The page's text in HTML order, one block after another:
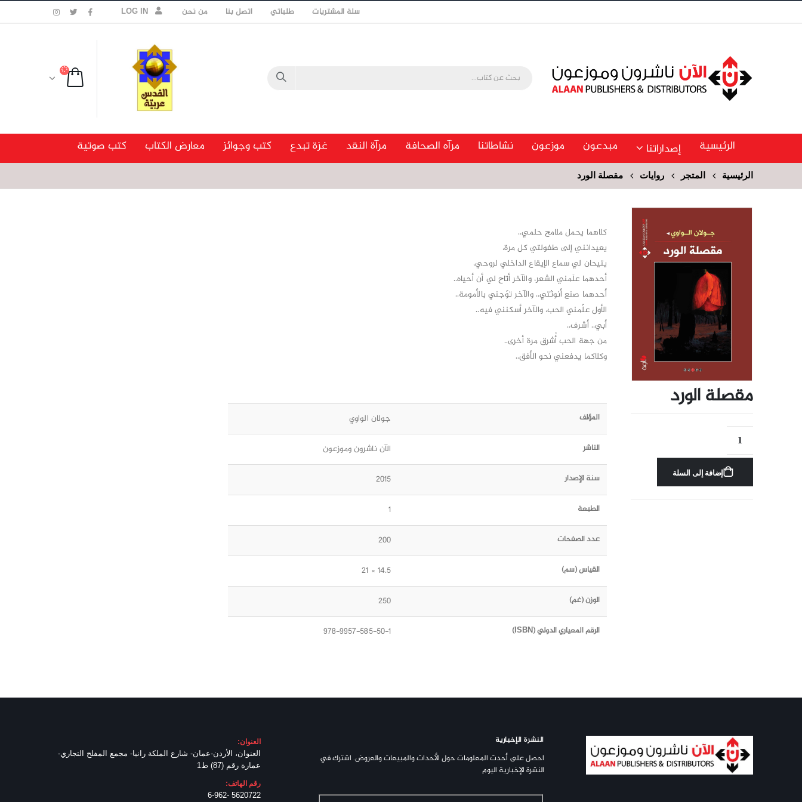
سلة المشتريات طلباتي اتصل بنا من نحن LOG IN
الرئيسية إصداراتنا مبدعون موزعون نشاطاتنا مرآه الصحافة مرآة النقد غزة تبدع كتب وجوائز معارض الكتاب كتب صوتية
الرئيسية المتجر روايات مقصلة الورد
مقصلة الورد
إضافة إلى السلة
كلاهما يحمل ملامح حلمي..
يعيدانني إلى طفولتي كل مرة،
يتيحان لي سماع الإيقاع الداخلي لروحي،
أحدهما علَمني الشعر، والآخر أتاح لي أن أحياه..
أحدهما صنع أنوثتي.. والآخر توّجني بالأمومة..
الأول علّمني الحب، والآخر أسكنني فيه..
أبي.. أشرف..
من جهة الحب أُشرق مرة أخرى..
وكلاكما يدفعني نحو الأفق..
المؤلف جولان الواوي
الناشر الآن ناشرون وموزعون
سنة الإصدار 2015
الطبعة 1
عدد الصفحات 200
القياس (سم) 14.5 × 21
الوزن (غم) 250
الرقم المعياري الدولي (ISBN) 978-9957-585-50-1
النشرة الإخبارية
احصل على أحدث المعلومات حول الأحداث والمبيعات والعروض. اشترك في
النشرة الإخبارية اليوم
العنوان:
العنوان، الأردن-عمان- شارع الملكة رانيا- مجمع المفلح التجاري-
عمارة رقم (87) ط1
رقم الهاتف:
5620722 -6-962